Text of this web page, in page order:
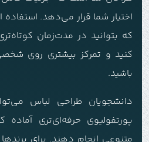
اختیار شما قرار می‌دهد.
که بتوانید در مدت‌زمان
کنید و تمرکز بیشتری روی
باشید.
دانشجویان طراحی لباس
پورتفولیوی حرفه‌ای‌تری